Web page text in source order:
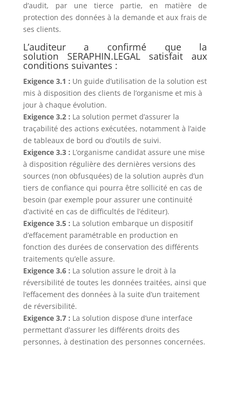
d’audit, par une tierce partie, en matière de
protection des données à la demande et aux frais de
ses clients.
L’auditeur a confirmé que la
solution SERAPHIN.LEGAL satisfait aux
conditions suivantes :
Exigence 3.1 : Un guide d’utilisation de la solution est
mis à disposition des clients de l’organisme et mis à
jour à chaque évolution.
Exigence 3.2 : La solution permet d’assurer la
traçabilité des actions exécutées, notamment à l’aide
de tableaux de bord ou d’outils de suivi.
Exigence 3.3 : L’organisme candidat assure une mise
à disposition régulière des dernières versions des
sources (non obfusquées) de la solution auprès d’un
tiers de confiance qui pourra être sollicité en cas de
besoin (par exemple pour assurer une continuité
d’activité en cas de difficultés de l’éditeur).
Exigence 3.5 : La solution embarque un dispositif
d’effacement paramétrable en production en
fonction des durées de conservation des différents
traitements qu’elle assure.
Exigence 3.6 : La solution assure le droit à la
réversibilité de toutes les données traitées, ainsi que
l’effacement des données à la suite d’un traitement
de réversibilité.
Exigence 3.7 : La solution dispose d’une interface
permettant d’assurer les différents droits des
personnes, à destination des personnes concernées.